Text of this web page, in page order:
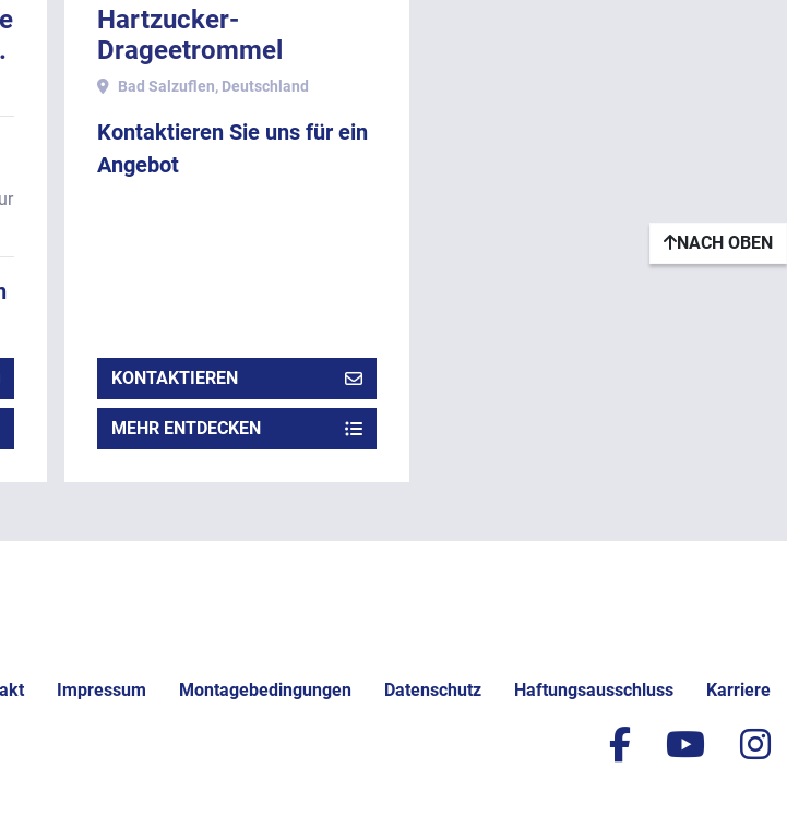
Hartzucker-
Drageetrommel
DUMOULIN
Bad Salzuflen, Deutschland
Kontaktieren Sie uns für ein
Angebot
KONTAKTIEREN
MEHR ENTDECKEN
NACH OBEN
Impressum Montagebedingungen Datenschutz Haftungsausschluss Karriere
facebook